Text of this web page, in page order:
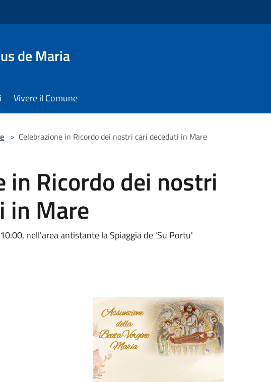
de Maria
Vivere il Comune
> Celebrazione in Ricordo dei nostri cari deceduti in Mare
in Ricordo dei nostri
in Mare
nell'area antistante la Spiaggia de 'Su Portu'